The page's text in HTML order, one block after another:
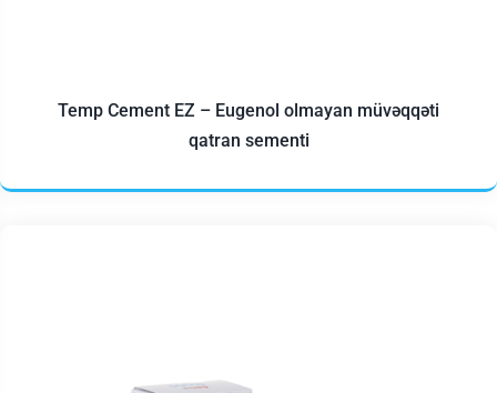
Temp Cement EZ – Eugenol olmayan müvəqqəti
qatran sementi